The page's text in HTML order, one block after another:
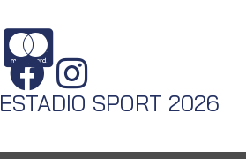
ESTADIO SPORT 2026